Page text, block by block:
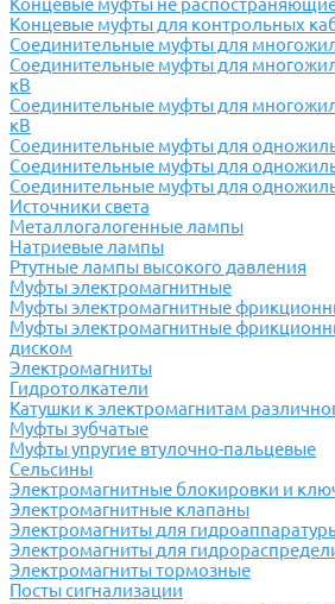
Концевые муфты не
Концевые муфты для контрольных
Соединительные муфты для
Соединительные муфты для
кВ
Соединительные муфты для
кВ
Соединительные муфты для
Соединительные муфты для
Соединительные муфты для
Источники света
Металлогалогенные лампы
Натриевые лампы
Ртутные лампы высокого давления
Муфты электромагнитные
Муфты электромагнитные
Муфты электромагнитные
диском
Электромагниты
Гидротолкатели
Катушки к электромагнитам
Муфты зубчатые
Муфты упругие втулочно-пальцевые
Сельсины
Электромагнитные блокировки и
Электромагнитные клапаны
Электромагниты для
Электромагниты для
Электромагниты тормозные
Посты сигнализации